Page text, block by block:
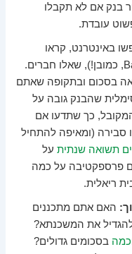
בנק אם לא תקבלו
עובדת.
באינטרנט, קראו
כתבות כלכליות (כמו ב-Banku, כמובן!), שאלו חברים.
בסכום ובתקופה שאתם
שהבנק גובה על
כך שתדעו אם
(ומאיפה להתחיל
תשואה שנתית על
פרספקטיבה על כמה
ריאלית.
האם אתם מתכננים
את המשכנתא?
בסכומים גדולים?